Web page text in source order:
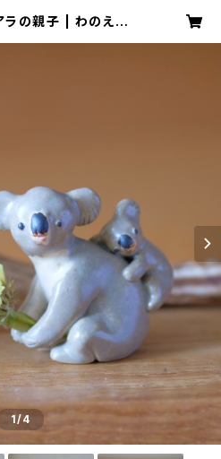
の親子 | わのえ工
1/4